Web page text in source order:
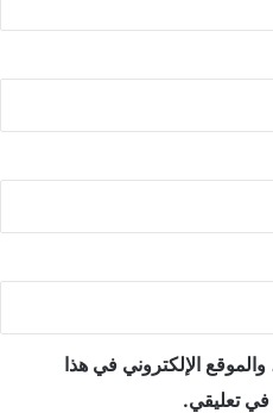
الإلكتروني في هذا
في تعليقي.